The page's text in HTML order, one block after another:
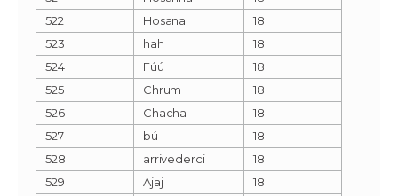
522
Hosana
18
523
hah
18
524
Fúú
18
525
Chrum
18
526
Chacha
18
527
bú
18
528
arrivederci
18
529
Ajaj
18